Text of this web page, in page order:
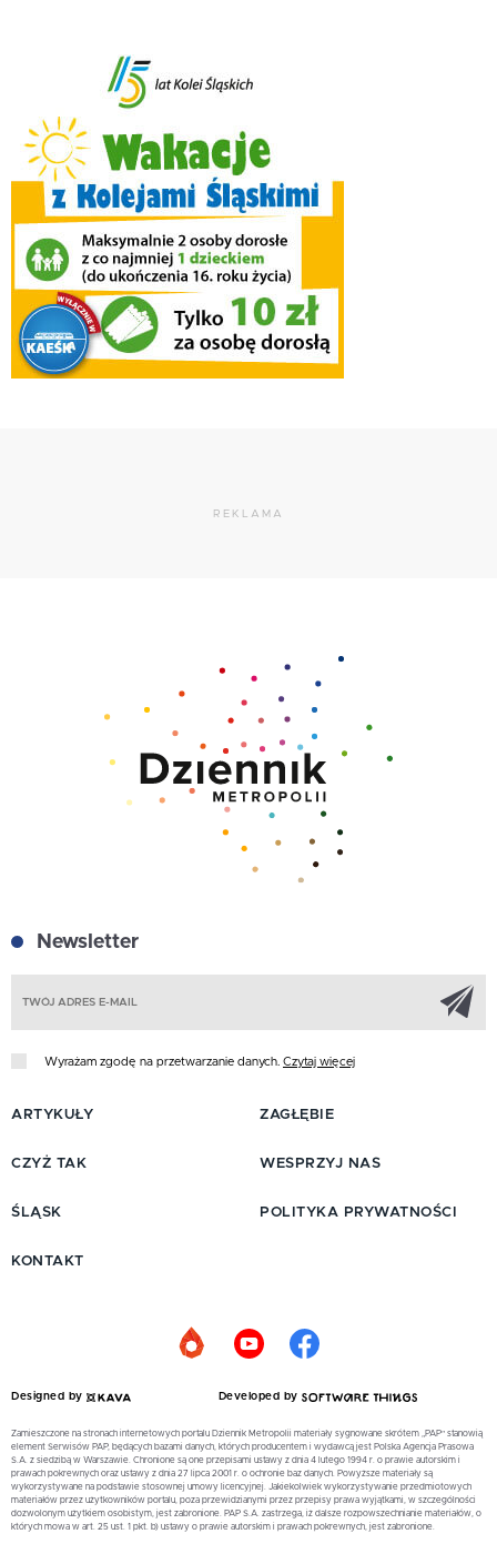
REKLAMA
Newsletter
Wyrażam zgodę na przetwarzanie danych. Czytaj więcej
ARTYKUŁY
CZYŻ TAK
ŚLĄSK
ZAGŁĘBIE
WESPRZYJ NAS
POLITYKA PRYWATNOŚCI
KONTAKT
Designed by Developed by
Zamieszczone na stronach internetowych portalu Dziennik Metropolii materiały sygnowane skrótem „PAP” stanowią
element Serwisów PAP, będących bazami danych, których producentem i wydawcą jest Polska Agencja Prasowa
S.A. z siedzibą w Warszawie. Chronione są one przepisami ustawy z dnia 4 lutego 1994 r. o prawie autorskim i
prawach pokrewnych oraz ustawy z dnia 27 lipca 2001 r. o ochronie baz danych. Powyższe materiały są
wykorzystywane na podstawie stosownej umowy licencyjnej. Jakiekolwiek wykorzystywanie przedmiotowych
materiałów przez użytkowników portalu, poza przewidzianymi przez przepisy prawa wyjątkami, w szczególności
dozwolonym użytkiem osobistym, jest zabronione. PAP S.A. zastrzega, iż dalsze rozpowszechnianie materiałów, o
których mowa w art. 25 ust. 1 pkt. b) ustawy o prawie autorskim i prawach pokrewnych, jest zabronione.